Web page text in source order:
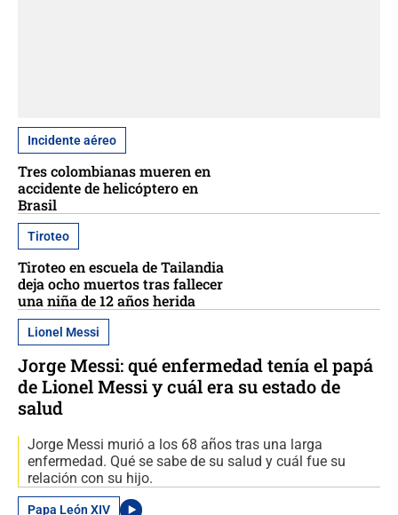
Incidente aéreo
Tres colombianas mueren en
accidente de helicóptero en
Brasil
Tiroteo
Tiroteo en escuela de Tailandia
deja ocho muertos tras fallecer
una niña de 12 años herida
Lionel Messi
Jorge Messi: qué enfermedad tenía el papá
de Lionel Messi y cuál era su estado de
salud
Jorge Messi murió a los 68 años tras una larga
enfermedad. Qué se sabe de su salud y cuál fue su
relación con su hijo.
Papa León XIV